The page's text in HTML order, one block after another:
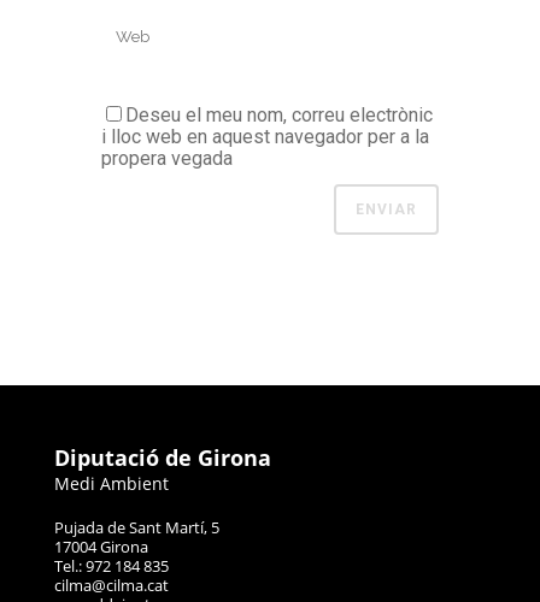
Deseu el meu nom, correu electrònic
i lloc web en aquest navegador per a la
propera vegada
Diputació de Girona
Medi Ambient
Pujada de Sant Martí, 5
17004 Girona
Tel.: 972 184 835
cilma@cilma.cat